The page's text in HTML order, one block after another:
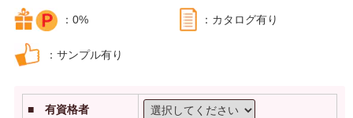
：0% ：カタログ有り
：サンプル有り
■ 有資格者